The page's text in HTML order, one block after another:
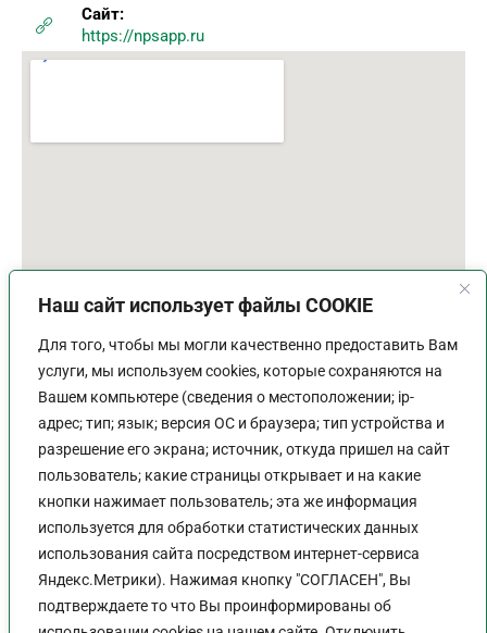
Наш сайт использует файлы COOKIE
Для того, чтобы мы могли качественно предоставить Вам
услуги, мы используем cookies, которые сохраняются на
Вашем компьютере (сведения о местоположении; ip-
адрес; тип; язык; версия ОС и браузера; тип устройства и
разрешение его экрана; источник, откуда пришел на сайт
пользователь; какие страницы открывает и на какие
кнопки нажимает пользователь; эта же информация
используется для обработки статистических данных
использования сайта посредством интернет-сервиса
Яндекс.Метрики). Нажимая кнопку "СОГЛАСЕН", Вы
подтверждаете то что Вы проинформированы об
Сайт:
https://npsapp.ru
График работы
Пн-Пт:9:00 - 18:00
Перерыв:13:00 - 14:00
Выходной:Сб - Вс